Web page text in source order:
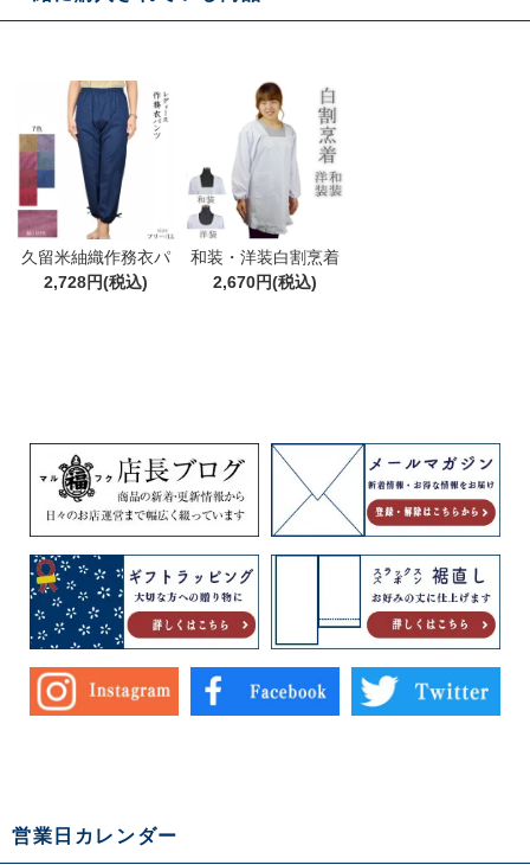
久留米紬織作務衣パ
ンツ 綿100% ML/LL
2,728円(税込)
和装・洋装白割烹着
白 割烹着 かっぽう着
2,670円(税込)
営業日カレンダー